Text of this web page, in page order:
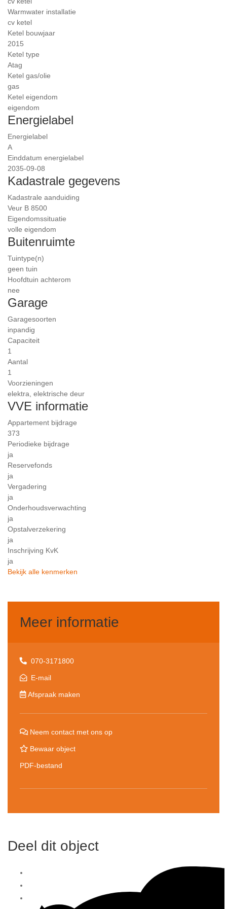
Warmwater installatie
cv ketel
Ketel bouwjaar
2015
Ketel type
Atag
Ketel gas/olie
gas
Ketel eigendom
eigendom
Energielabel
Energielabel
A
Einddatum energielabel
2035-09-08
Kadastrale gegevens
Kadastrale aanduiding
Veur B 8500
Eigendomssituatie
volle eigendom
Buitenruimte
Tuintype(n)
geen tuin
Hoofdtuin achterom
nee
Garage
Garagesoorten
inpandig
Capaciteit
1
Aantal
1
Voorzieningen
elektra, elektrische deur
VVE informatie
Appartement bijdrage
373
Periodieke bijdrage
ja
Reservefonds
ja
Vergadering
ja
Onderhoudsverwachting
ja
Opstalverzekering
ja
Inschrijving KvK
ja
Bekijk alle kenmerken
Meer informatie
070-3171800
E-mail
Afspraak maken
Neem contact met ons op
Bewaar object
PDF-bestand
Deel dit object